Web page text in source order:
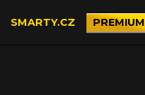
SMARTY.CZ PREMIUM